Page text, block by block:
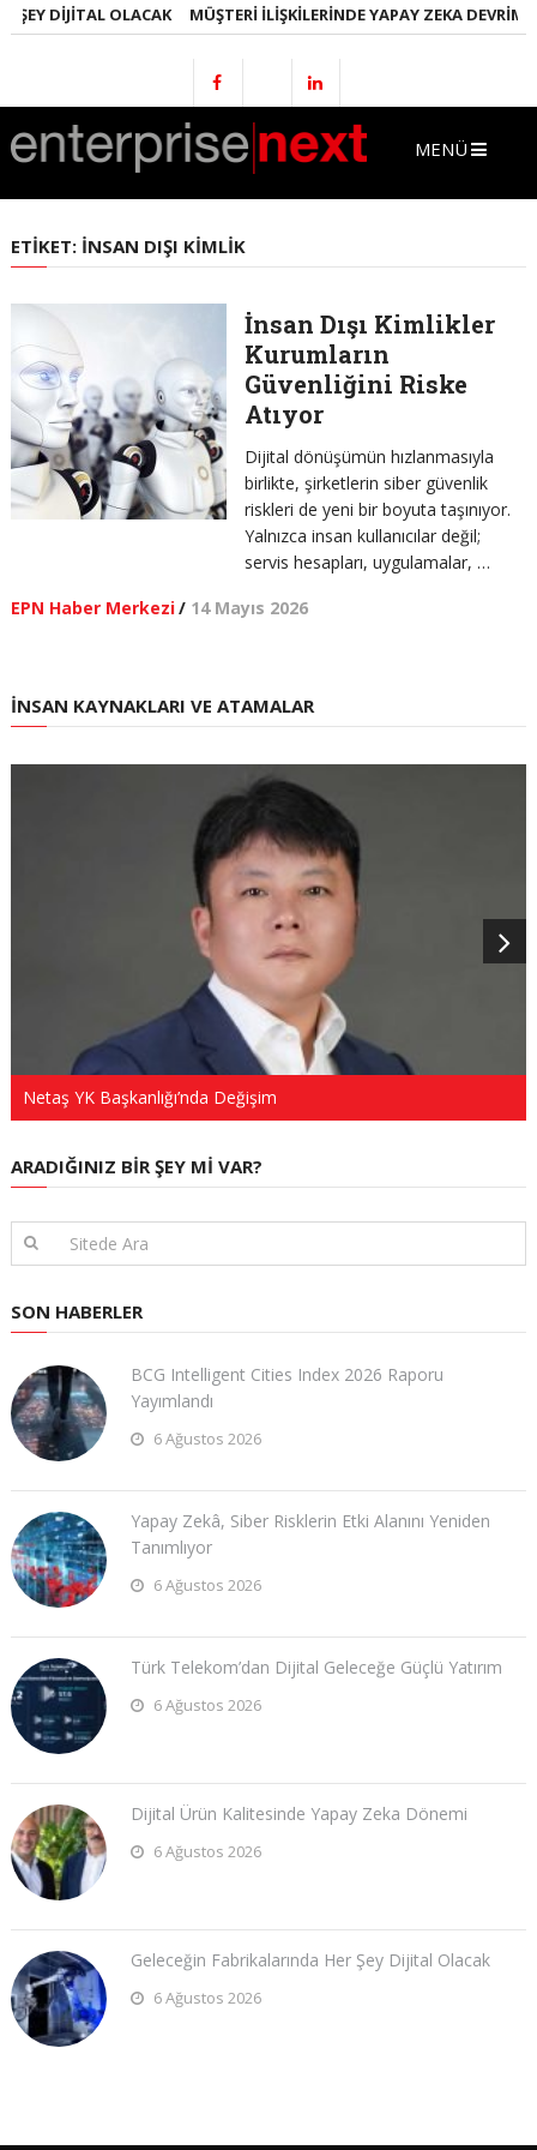
ŞEY DIJITAL OLACAK MÜŞTERI İLIŞKILERINDE YAPAY ZEKA DEVRIMI
MENÜ
ETIKET: İNSAN DIŞI KIMLIK
İnsan Dışı Kimlikler
Kurumların
Güvenliğini Riske
Atıyor
Dijital dönüşümün hızlanmasıyla
birlikte, şirketlerin siber güvenlik
riskleri de yeni bir boyuta taşınıyor.
Yalnızca insan kullanıcılar değil;
servis hesapları, uygulamalar, …
EPN Haber Merkezi/ 14 Mayıs 2026
İNSAN KAYNAKLARI VE ATAMALAR
Netaş YK Başkanlığı’nda Değişim
ARADIĞINIZ BIR ŞEY MI VAR?
SON HABERLER
BCG Intelligent Cities Index 2026 Raporu
Yayımlandı
6 Ağustos 2026
Yapay Zekâ, Siber Risklerin Etki Alanını Yeniden
Tanımlıyor
6 Ağustos 2026
Türk Telekom’dan Dijital Geleceğe Güçlü Yatırım
6 Ağustos 2026
Dijital Ürün Kalitesinde Yapay Zeka Dönemi
6 Ağustos 2026
Geleceğin Fabrikalarında Her Şey Dijital Olacak
6 Ağustos 2026